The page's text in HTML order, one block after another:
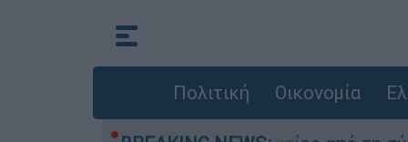
Πολιτική Οικονομία